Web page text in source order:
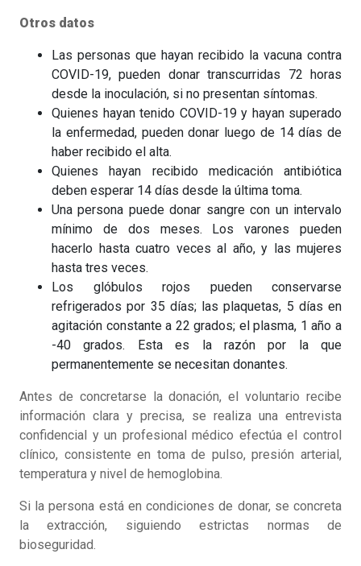
Otros datos
Las personas que hayan recibido la vacuna contra
COVID-19, pueden donar transcurridas 72 horas
desde la inoculación, si no presentan síntomas.
Quienes hayan tenido COVID-19 y hayan superado
la enfermedad, pueden donar luego de 14 días de
haber recibido el alta.
Quienes hayan recibido medicación antibiótica
deben esperar 14 días desde la última toma.
Una persona puede donar sangre con un intervalo
mínimo de dos meses. Los varones pueden
hacerlo hasta cuatro veces al año, y las mujeres
hasta tres veces.
Los glóbulos rojos pueden conservarse
refrigerados por 35 días; las plaquetas, 5 días en
agitación constante a 22 grados; el plasma, 1 año a
-40 grados. Esta es la razón por la que
permanentemente se necesitan donantes.
Antes de concretarse la donación, el voluntario recibe
información clara y precisa, se realiza una entrevista
confidencial y un profesional médico efectúa el control
clínico, consistente en toma de pulso, presión arterial,
temperatura y nivel de hemoglobina.
Si la persona está en condiciones de donar, se concreta
la extracción, siguiendo estrictas normas de
bioseguridad.